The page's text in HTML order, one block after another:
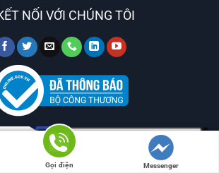
NỐI VỚI CHÚNG TÔI
Gọi điện Messenger